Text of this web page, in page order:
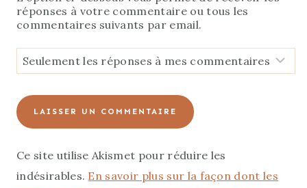
réponses à votre commentaire ou tous les
commentaires suivants par email.
Ce site utilise Akismet pour réduire les
indésirables. En savoir plus sur la façon dont les